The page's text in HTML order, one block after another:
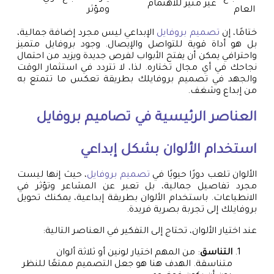
العام
غير مثير للاهتمام
ومؤثر
ختامًا، إن تصميم بروفايل الإبداعي ليس مجرد إضافة جمالية،
بل هو أداة قوية للتواصل والإيصال. وجود بروفايل متميز
واحترافي يمكن أن يفتح الأبواب لفرص جديدة ويزيد من احتمال
نجاحك في أي مجال تختاره. لذا، لا تتردد في استثمار الوقت
والجهد في تصميم بروفايلك بطريقة تعكس ما تتمتع به
من إبداع وشغف.
العناصر الرئيسية في تصاميم بروفايل
استخدام الألوان بشكل إبداعي
الألوان تلعب دورًا حيويًا في تصميم بروفايل، حيث إنها ليست
مجرد تفاصيل جمالية، بل تعبر عن المشاعر وتؤثر في
الانطباعات. باستخدام الألوان بطريقة إبداعية، يمكنك تحويل
بروفايلك إلى تجربة بصرية فريدة.
عند اختيار الألوان، تحتاج إلى التفكير في العناصر التالية:
التناسق: من المهم اختيار لونين أو ثلاثة ألوان
متناسقة. الهدف هنا هو جعل التصميم ممتعًا للنظر